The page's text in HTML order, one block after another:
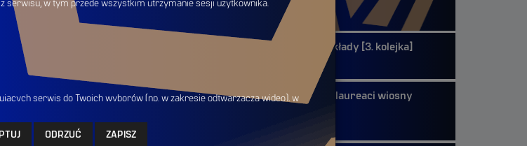
OSTATNIE TEKSTY
Przewidywane składy [3. kolejka]
FANTASY DUETY: laureaci wiosny
serwisu, w tym przede wszystkim utrzymanie sesji użytkownika.
serwis do Twoich wyborów (np. w zakresie odtwarzacza wideo), w
podczas Twojej wizyty. Mogą one być dostarczane przez nas lub
w serwisie. Brak zezwolenia na ich stosowanie może
serwisu.
ODRZUĆ ZAPISZ